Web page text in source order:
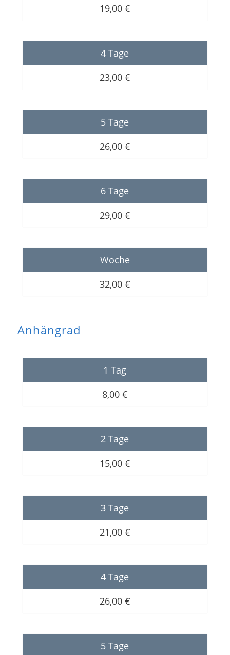
19,00 €
4 Tage
23,00 €
5 Tage
26,00 €
6 Tage
29,00 €
Woche
32,00 €
Anhängrad
1 Tag
8,00 €
2 Tage
15,00 €
3 Tage
21,00 €
4 Tage
26,00 €
5 Tage